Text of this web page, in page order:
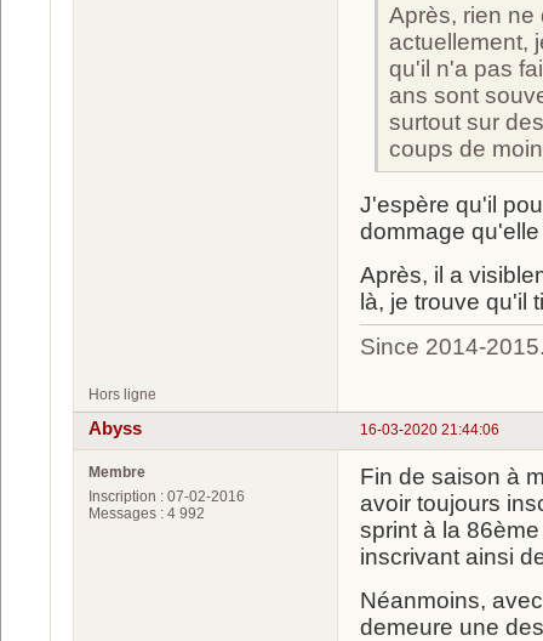
Après, rien ne
actuellement,
qu'il n'a pas
ans sont
surtout sur
coups de
J'espère qu'il
dommage
Après, il a
là, je trouve qu'il
Since 2014-
Hors ligne
16-03-2020 21:44:06
Abyss
Membre
Inscription : 07-02-2016
Messages : 4 992
Fin de saison à
avoir toujours
sprint à la
inscrivant ainsi
Néanmoins,
demeure une